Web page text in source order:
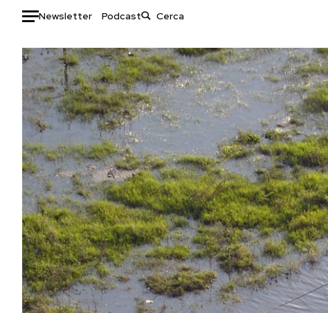
Newsletter Podcast
Auto
HOME
Italia
Mondo
Politica
Tecnologia
Internet
Scienza
Cultura
Economia
Sport
Moda
Libri
Consumismi
Storie/Idee
Ok Boomer!
Media
Europa
Altrecose
Mondiali calcio 2026